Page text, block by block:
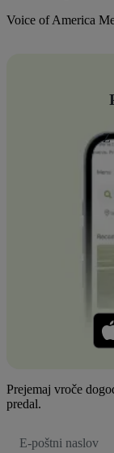
Voice of America
Z
Prejemaj vroče
predal.
naslov